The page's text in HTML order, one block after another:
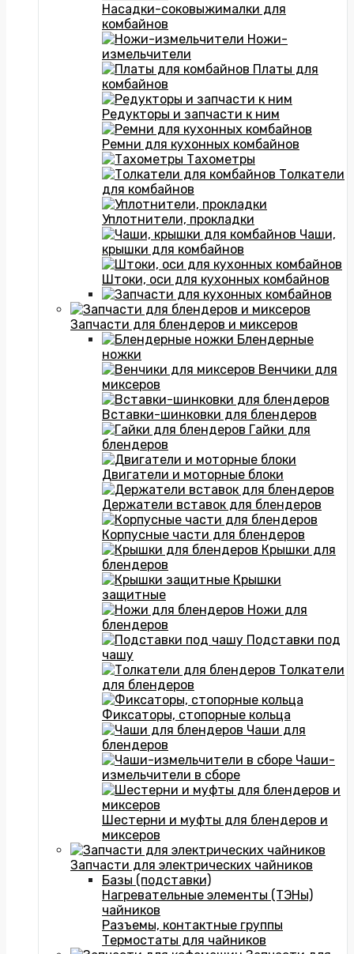
Насадки-соковыжималки для
комбайнов
Ножи-
измельчители
Платы для
комбайнов
Редукторы и запчасти к ним
Ремни для кухонных комбайнов
Тахометры
Толкатели
для комбайнов
Уплотнители, прокладки
Чаши,
крышки для комбайнов
Штоки, оси для кухонных комбайнов
Запчасти для блендеров и миксеров
Блендерные
ножки
Венчики для
миксеров
Вставки-шинковки для блендеров
Гайки для
блендеров
Двигатели и моторные блоки
Держатели вставок для блендеров
Корпусные части для блендеров
Крышки для
блендеров
Крышки
защитные
Ножи для
блендеров
Подставки под
чашу
Толкатели
для блендеров
Фиксаторы, стопорные кольца
Чаши для
блендеров
Чаши-
измельчители в сборе
Шестерни и муфты для блендеров и
миксеров
Запчасти для электрических чайников
Базы (подставки)
Нагревательные элементы (ТЭНы)
чайников
Разъемы, контактные группы
Термостаты для чайников